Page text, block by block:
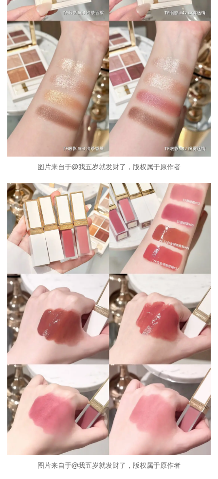
图片来自于@我五岁就发财了，版权属于原作者
图片来自于@我五岁就发财了，版权属于原作者